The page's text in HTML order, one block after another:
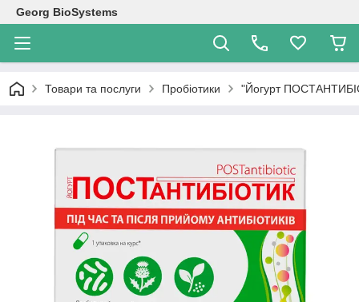
Georg BioSystems
Товари та послуги Пробіотики "Йогурт